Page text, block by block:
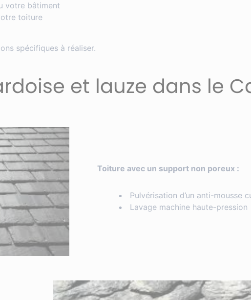
votre bâtiment
toiture
spécifiques à réaliser.
et lauze dans le
Toiture avec un support non poreux :
Pulvérisation d’un anti-mousse
Lavage machine haute-pression